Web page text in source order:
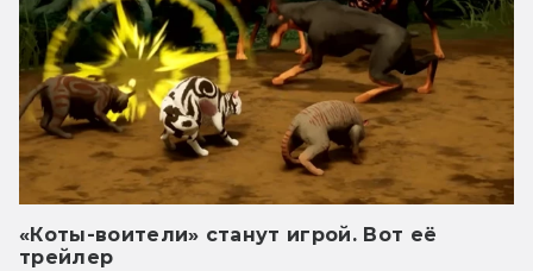
«Коты-воители» станут игрой. Вот её
трейлер